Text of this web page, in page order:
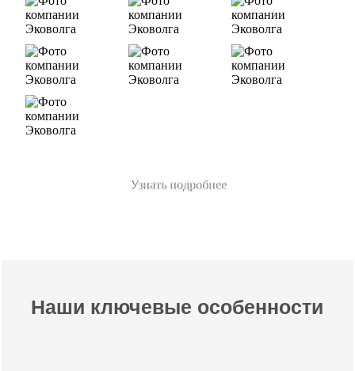
Узнать подробнее
Наши ключевые особенности